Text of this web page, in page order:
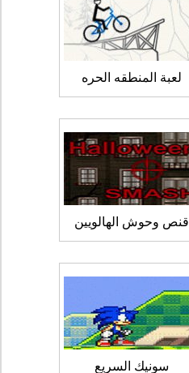
لعبة المنطقه الحره
قنص وحوش الهالويين
سونيك السريع